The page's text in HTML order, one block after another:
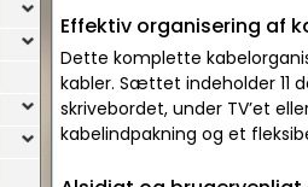
Effektiv organisering af
Dette komplette
kabler. Sættet indeholder 11
skrivebordet, under TV’et
kabelindpakning og et